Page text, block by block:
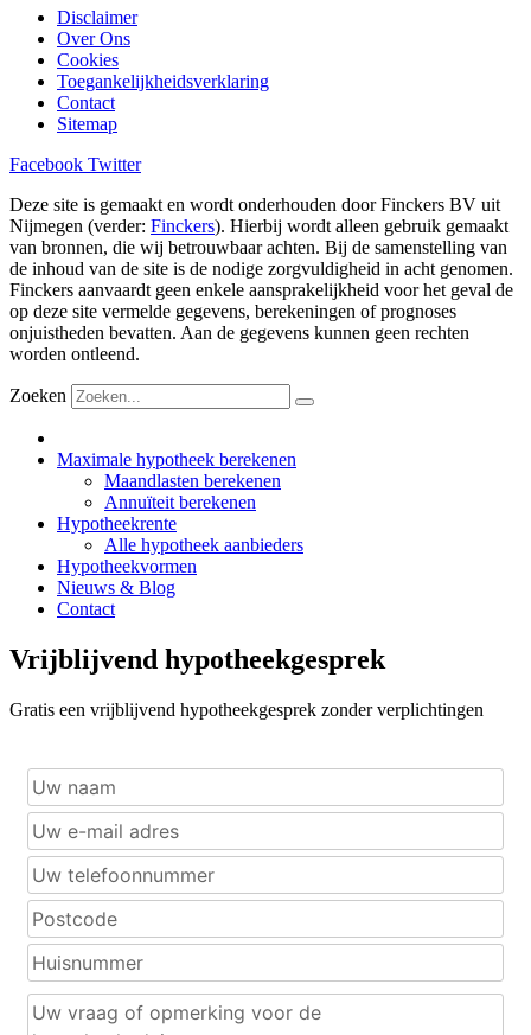
Disclaimer
Over Ons
Cookies
Toegankelijkheidsverklaring
Contact
Sitemap
Facebook Twitter
Deze site is gemaakt en wordt onderhouden door Finckers BV uit
Nijmegen (verder: Finckers). Hierbij wordt alleen gebruik gemaakt
van bronnen, die wij betrouwbaar achten. Bij de samenstelling van
de inhoud van de site is de nodige zorgvuldigheid in acht genomen.
Finckers aanvaardt geen enkele aansprakelijkheid voor het geval de
op deze site vermelde gegevens, berekeningen of prognoses
onjuistheden bevatten. Aan de gegevens kunnen geen rechten
worden ontleend.
Zoeken
Maximale hypotheek berekenen
Maandlasten berekenen
Annuïteit berekenen
Hypotheekrente
Alle hypotheek aanbieders
Hypotheekvormen
Nieuws & Blog
Contact
Vrijblijvend hypotheekgesprek
Gratis een vrijblijvend hypotheekgesprek zonder verplichtingen